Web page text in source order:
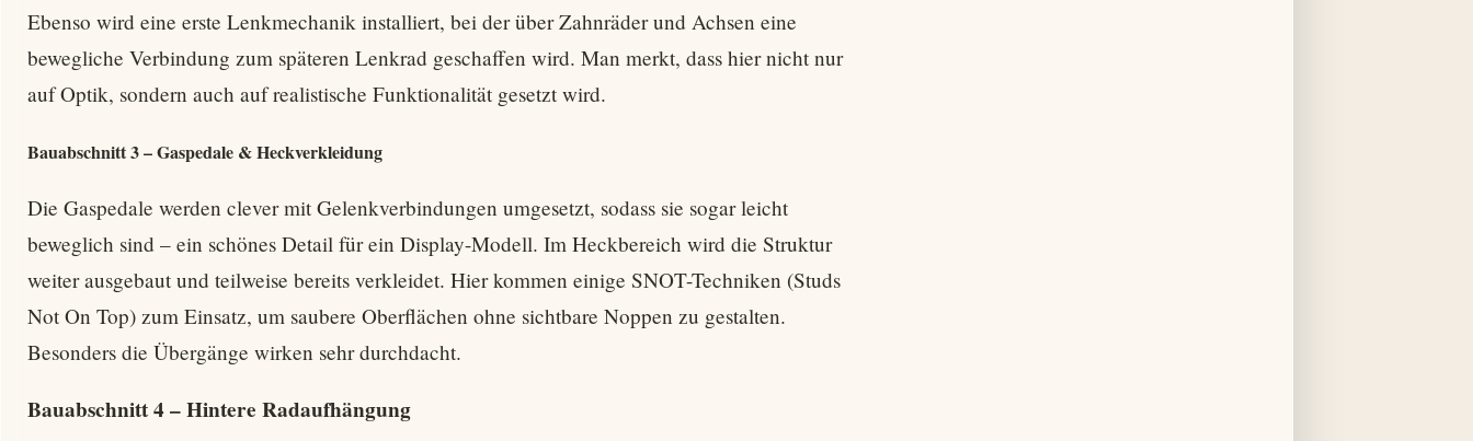
Ebenso wird eine erste Lenkmechanik installiert, bei der über Zahnräder und Achsen eine
bewegliche Verbindung zum späteren Lenkrad geschaffen wird. Man merkt, dass hier nicht nur
auf Optik, sondern auch auf realistische Funktionalität gesetzt wird.
Bauabschnitt 3 – Gaspedale & Heckverkleidung
Die Gaspedale werden clever mit Gelenkverbindungen umgesetzt, sodass sie sogar leicht
beweglich sind – ein schönes Detail für ein Display-Modell. Im Heckbereich wird die Struktur
weiter ausgebaut und teilweise bereits verkleidet. Hier kommen einige SNOT-Techniken (Studs
Not On Top) zum Einsatz, um saubere Oberflächen ohne sichtbare Noppen zu gestalten.
Besonders die Übergänge wirken sehr durchdacht.
Bauabschnitt 4 – Hintere Radaufhängung